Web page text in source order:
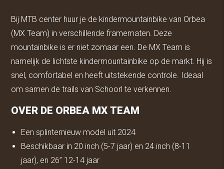
Bij MTB center huur je de kindermountainbike van Orbea
(MX Team) in verschillende framematen. Deze
mountainbike is er niet zomaar een. De MX Team is
namelijk de lichtste kindermountainbike op de markt. Hij is
snel, comfortabel en heeft uitstekende controle. Ideaal
om samen de trails van Schoorl te verkennen.
OVER DE ORBEA MX TEAM
Een splinternieuw model uit 2024
Beschikbaar in 20 inch (5-7 jaar) en 24 inch (8-11
jaar), en 26” 12-14 jaar